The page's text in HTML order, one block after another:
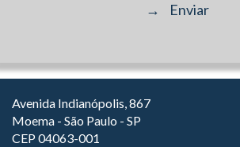
Avenida Indianópolis, 867
Moema - São Paulo - SP
CEP 04063-001